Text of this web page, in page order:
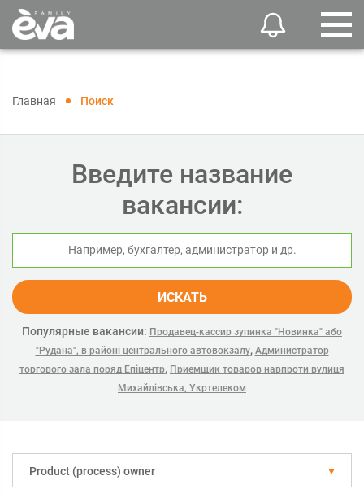
Главная Поиск
Введите название
вакансии:
ИСКАТЬ
Популярные вакансии: Продавец-кассир зупинка "Новинка" або
"Рудана", в районі центрального автовокзалу, Администратор
торгового зала поряд Епіцентр, Приемщик товаров навпроти вулиця
Михайлівська, Укртелеком
Рroduct (process) owner